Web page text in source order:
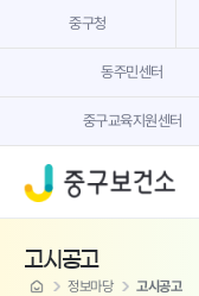
중구청
동주민센터
중구교육지원센터
고시공고
home 정보마당 고시공고